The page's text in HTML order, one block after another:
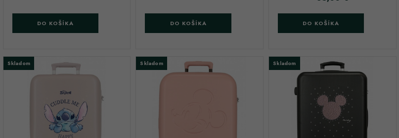
DO KOŠÍKA DO KOŠÍKA DO KOŠÍKA
Skladom Skladom Skladom